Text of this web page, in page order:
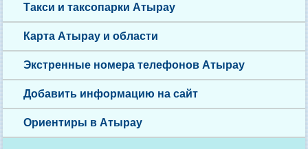
Такси и таксопарки Атырау
Карта Атырау и области
Экстренные номера телефонов Атырау
Добавить информацию на сайт
Ориентиры в Атырау